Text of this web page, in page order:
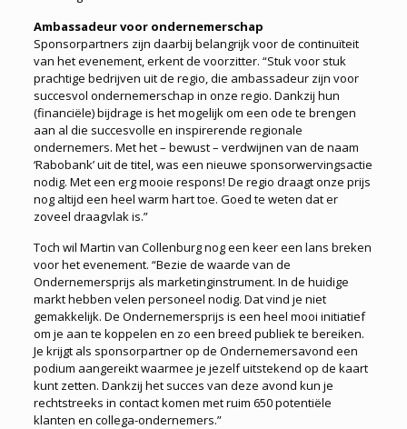
Ambassadeur voor ondernemerschap
Sponsorpartners zijn daarbij belangrijk voor de continuïteit
van het evenement, erkent de voorzitter. “Stuk voor stuk
prachtige bedrijven uit de regio, die ambassadeur zijn voor
succesvol ondernemerschap in onze regio. Dankzij hun
(financiële) bijdrage is het mogelijk om een ode te brengen
aan al die succesvolle en inspirerende regionale
ondernemers. Met het – bewust – verdwijnen van de naam
‘Rabobank’ uit de titel, was een nieuwe sponsorwervingsactie
nodig. Met een erg mooie respons! De regio draagt onze prijs
nog altijd een heel warm hart toe. Goed te weten dat er
zoveel draagvlak is.”
Toch wil Martin van Collenburg nog een keer een lans breken
voor het evenement. “Bezie de waarde van de
Ondernemersprijs als marketinginstrument. In de huidige
markt hebben velen personeel nodig. Dat vind je niet
gemakkelijk. De Ondernemersprijs is een heel mooi initiatief
om je aan te koppelen en zo een breed publiek te bereiken.
Je krijgt als sponsorpartner op de Ondernemersavond een
podium aangereikt waarmee je jezelf uitstekend op de kaart
kunt zetten. Dankzij het succes van deze avond kun je
rechtstreeks in contact komen met ruim 650 potentiële
klanten en collega-ondernemers.”